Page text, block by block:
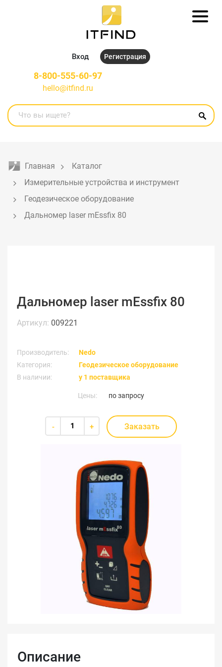
Вход Регистрация
8-800-555-60-97
hello@itfind.ru
Главная
Каталог
Измерительные устройства и инструмент
Геодезическое оборудование
Дальномер laser mEssfix 80
Дальномер laser mEssfix 80
Артикул: 009221
Производитель:
Nedo
Категория:
Геодезическое оборудование
В наличии:
у 1 поставщика
Цены: по запросу
- + Заказать
Описание